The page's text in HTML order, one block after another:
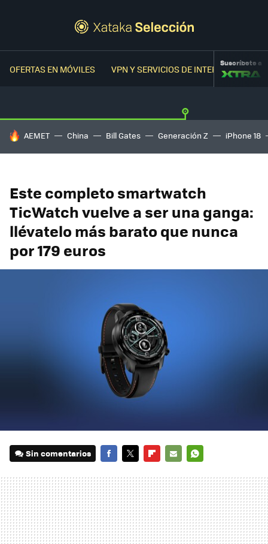
OFERTAS EN MÓVILES VPN Y SERVICIOS DE INTERNETSuscríbete a
HOY SE HABLA DE
AEMET China Bill Gates Generación Z iPhone 18
Este completo smartwatch
TicWatch vuelve a ser una ganga:
llévatelo más barato que nunca
por 179 euros
Sin comentarios
MAIL